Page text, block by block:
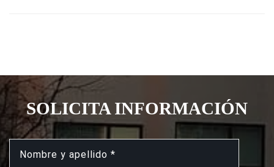
SOLICITA INFORMACIÓN